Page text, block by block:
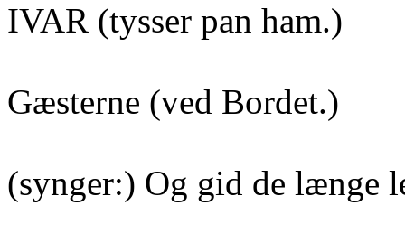
IVAR (tysser pan ham.)
Gæsterne (ved Bordet.)
(synger:) Og gid de længe